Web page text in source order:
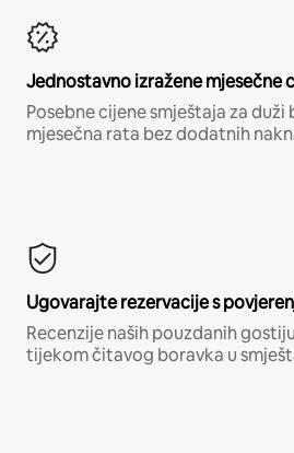
Jednostavno izražene mjesečne
Posebne cijene smještaja za duži
mjesečna rata bez dodatnih
Ugovarajte rezervacije s
Recenzije naših pouzdanih
tijekom čitavog boravka u